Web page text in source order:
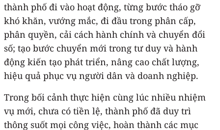
thành phố đi vào hoạt động, từng bước tháo gỡ
khó khăn, vướng mắc, đi đầu trong phân cấp,
phân quyền, cải cách hành chính và chuyển đổi
số; tạo bước chuyển mới trong tư duy và hành
động kiến tạo phát triển, nâng cao chất lượng,
hiệu quả phục vụ người dân và doanh nghiệp.
Trong bối cảnh thực hiện cùng lúc nhiều nhiệm
vụ mới, chưa có tiền lệ, thành phố đã duy trì
thông suốt mọi công việc, hoàn thành các mục